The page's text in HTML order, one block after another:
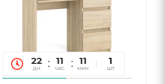
22
дн
11
час
11
мин
45
сек
1
шт